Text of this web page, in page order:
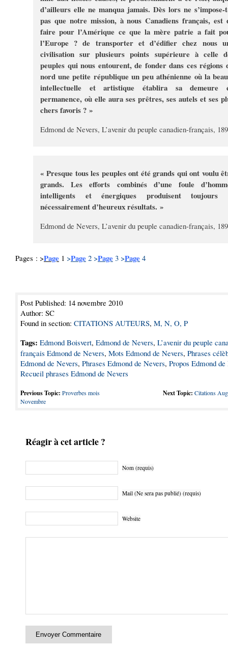
d’ailleurs elle ne manqua jamais. Dès lors ne
pas que notre mission, à nous Canadiens français, est
faire pour l’Amérique ce que la mère patrie a fait
l’Europe ? de transporter et d’édifier chez nous
civilisation sur plusieurs points supérieure à celle
peuples qui nous entourent, de fonder dans ces régions
nord une petite république un peu athénienne où la
intellectuelle et artistique établira sa demeure
permanence, où elle aura ses prêtres, ses autels et ses
chers favoris ? »
Edmond de Nevers, L’avenir du peuple canadien-français,
« Presque tous les peuples ont été grands qui ont voulu
grands. Les efforts combinés d’une foule
intelligents et énergiques produisent toujours
nécessairement d’heureux résultats. »
Edmond de Nevers, L’avenir du peuple canadien-français,
Pages : >Page 1 >Page 2 >Page 3 >Page 4
Post Published: 14 novembre 2010
Author: SC
Found in section: CITATIONS AUTEURS, M, N, O, P
Tags: Edmond Boisvert, Edmond de Nevers, L’avenir du peuple
français Edmond de Nevers, Mots Edmond de Nevers, Phrases
Edmond de Nevers, Phrases Edmond de Nevers, Propos Edmond
Recueil phrases Edmond de Nevers
Previous Topic: Proverbes mois
Novembre
Next Topic: Citations
Réagir à cet article ?
Nom (requis)
Mail (Ne sera pas publié) (requis)
Website